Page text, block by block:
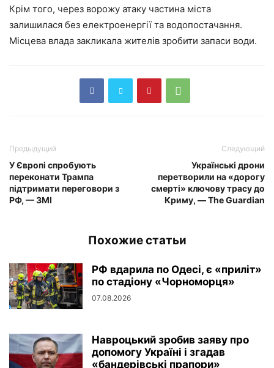
Крім того, через ворожу атаку частина міста
залишилася без електроенергії та водопостачання.
Місцева влада закликала жителів зробити запаси води.
Предыдущий
У Європі спробують
переконати Трампа
підтримати переговори з
РФ, — ЗМІ
Следующий
Українські дрони
перетворили на «дорогу
смерті» ключову трасу до
Криму, — The Guardian
Похожие статьи
РФ вдарила по Одесі, є «приліт»
по стадіону «Чорноморця»
07.08.2026
Навроцький зробив заяву про
допомогу Україні і згадав
«бандерівські прапори»